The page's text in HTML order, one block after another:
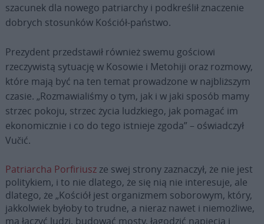
szacunek dla nowego patriarchy i podkreślił znaczenie
dobrych stosunków Kościół-państwo.
Prezydent przedstawił również swemu gościowi
rzeczywistą sytuację w Kosowie i Metohiji oraz rozmowy,
które mają być na ten temat prowadzone w najbliższym
czasie. „Rozmawialiśmy o tym, jak i w jaki sposób mamy
strzec pokoju, strzec życia ludzkiego, jak pomagać im
ekonomicznie i co do tego istnieje zgoda” – oświadczył
Vučić.
Patriarcha Porfiriuszze swej strony zaznaczył, że nie jest
politykiem, i to nie dlatego, że się nią nie interesuje, ale
dlatego, że „Kościół jest organizmem soborowym, który,
jakkolwiek byłoby to trudne, a nieraz nawet i niemożliwe,
ma łączyć ludzi, budować mosty, łagodzić napięcia i